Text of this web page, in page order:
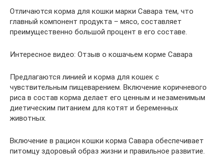
Отличаются корма для кошки марки Савара тем, что
главный компонент продукта – мясо, составляет
преимущественно большой процент в его составе.
Интересное видео: Отзыв о кошачьем корме Савара
Предлагаются линией и корма для кошек с
чувствительным пищеварением. Включение коричневого
риса в состав корма делает его ценным и незаменимым
диетическим питанием для котят и беременных
животных.
Включение в рацион кошки корма Савара обеспечивает
питомцу здоровый образ жизни и правильное развитие.